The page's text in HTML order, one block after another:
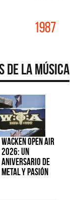
1987
de la Música
Wacken Open Air
2026: Un
aniversario de
metal y pasión